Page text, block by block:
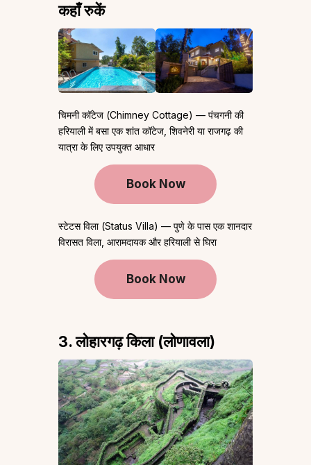
कहाँ रुकें
चिमनी कॉटेज (Chimney Cottage) — पंचगनी की
हरियाली में बसा एक शांत कॉटेज, शिवनेरी या राजगढ़ की
यात्रा के लिए उपयुक्त आधार
Book Now
स्टेटस विला (Status Villa) — पुणे के पास एक शानदार
विरासत विला, आरामदायक और हरियाली से घिरा
Book Now
3. लोहारगढ़ किला (लोणावला)